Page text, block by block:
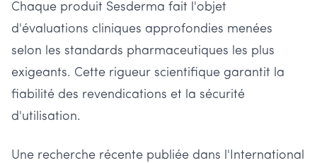
Chaque produit Sesderma fait l'objet
d'évaluations cliniques approfondies menées
selon les standards pharmaceutiques les plus
exigeants. Cette rigueur scientifique garantit la
fiabilité des revendications et la sécurité
d'utilisation.
Une recherche récente publiée dans l'International